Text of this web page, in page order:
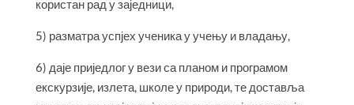
користан рад у заједници,
5) разматра успјех ученика у учењу и владању,
6) даје приједлог у вези са планом и програмом
екскурзије, излета, школе у природи, те доставља